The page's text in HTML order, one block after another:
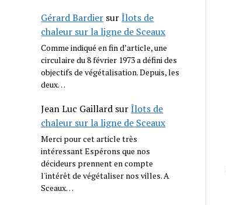
Gérard Bardier surÎlots de
chaleur sur la ligne de Sceaux
Comme indiqué en fin d’article, une
circulaire du 8 février 1973 a défini des
objectifs de végétalisation. Depuis, les
deux…
Jean Luc Gaillard surÎlots de
chaleur sur la ligne de Sceaux
Merci pour cet article très
intéressant Espérons que nos
décideurs prennent en compte
l'intérêt de végétaliser nos villes. A
Sceaux…